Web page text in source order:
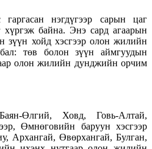
гаргасан нэгдүгээр сарын цаг
хүргэж байна. Энэ сард агаарын
зүүн хойд хэсгээр олон жилийн
төв болон зүүн аймгуудын
олон жилийн дунджийн орчим
Өлгий, Ховд, Говь-Алтай,
Өмнөговийн баруун хэсгээр
Архангай, Өвөрхангай, Булган,